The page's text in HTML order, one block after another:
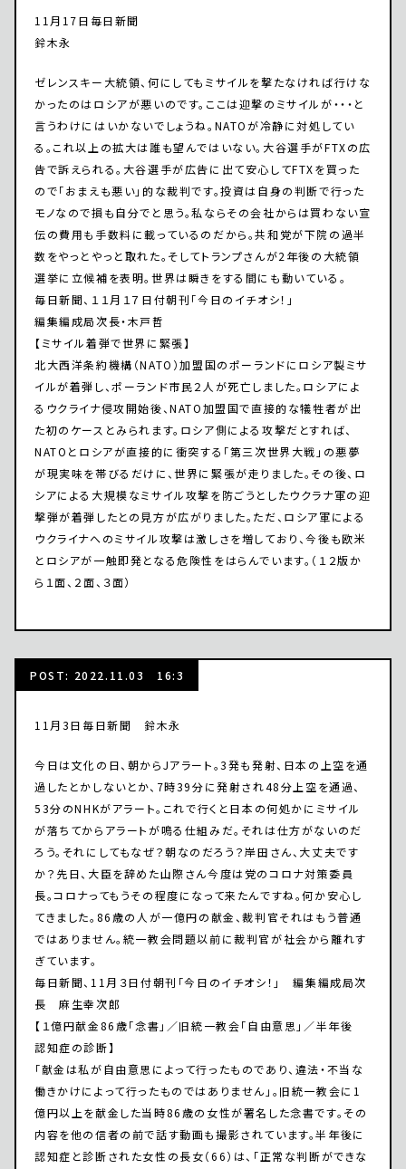
11月17日毎日新聞
鈴木永
ゼレンスキー大統領、何にしてもミサイルを撃たなければ行けな
かったのはロシアが悪いのです。ここは迎撃のミサイルが・・・と
言うわけにはいかないでしょうね。NATOが冷静に対処してい
る。これ以上の拡大は誰も望んではいない。大谷選手がFTXの広
告で訴えられる。大谷選手が広告に出て安心してFTXを買った
ので「おまえも悪い」的な裁判です。投資は自身の判断で行った
モノなので損も自分でと思う。私ならその会社からは買わない宣
伝の費用も手数料に載っているのだから。共和党が下院の過半
数をやっとやっと取れた。そしてトランプさんが2年後の大統領
選挙に立候補を表明。世界は瞬きをする間にも動いている。
毎日新聞、１１月１７日付朝刊「今日のイチオシ！」
編集編成局次長・木戸哲
【ミサイル着弾で世界に緊張】
北大西洋条約機構（NATO）加盟国のポーランドにロシア製ミサ
イルが着弾し、ポーランド市民２人が死亡しました。ロシアによ
るウクライナ侵攻開始後、NATO加盟国で直接的な犠牲者が出
た初のケースとみられます。ロシア側による攻撃だとすれば、
NATOとロシアが直接的に衝突する「第三次世界大戦」の悪夢
が現実味を帯びるだけに、世界に緊張が走りました。その後、ロ
シアによる大規模なミサイル攻撃を防ごうとしたウクラナ軍の迎
撃弾が着弾したとの見方が広がりました。ただ、ロシア軍による
ウクライナへのミサイル攻撃は激しさを増しており、今後も欧米
とロシアが一触即発となる危険性をはらんでいます。（１２版か
ら１面、２面、３面）
POST: 2022.11.03 16:3
11月3日毎日新聞 鈴木永
今日は文化の日、朝からJアラート。3発も発射、日本の上空を通
過したとかしないとか、7時39分に発射され48分上空を通過、
53分のNHKがアラート。これで行くと日本の何処かにミサイル
が落ちてからアラートが鳴る仕組みだ。それは仕方がないのだ
ろう。それにしてもなぜ？朝なのだろう？岸田さん、大丈夫です
か？先日、大臣を辞めた山際さん今度は党のコロナ対策委員
長。コロナってもうその程度になって来たんですね。何か安心し
てきました。86歳の人が一億円の献金、裁判官それはもう普通
ではありません。統一教会問題以前に裁判官が社会から離れす
ぎています。
毎日新聞、11月３日付朝刊「今日のイチオシ！」 編集編成局次
長 麻生幸次郎
【１億円献金86歳「念書」／旧統一教会「自由意思」／半年後
認知症の診断】
「献金は私が自由意思によって行ったものであり、違法・不当な
働きかけによって行ったものではありません」。旧統一教会に1
億円以上を献金した当時86歳の女性が署名した念書です。その
内容を他の信者の前で話す動画も撮影されています。半年後に
認知症と診断された女性の長女（66）は、「正常な判断ができな